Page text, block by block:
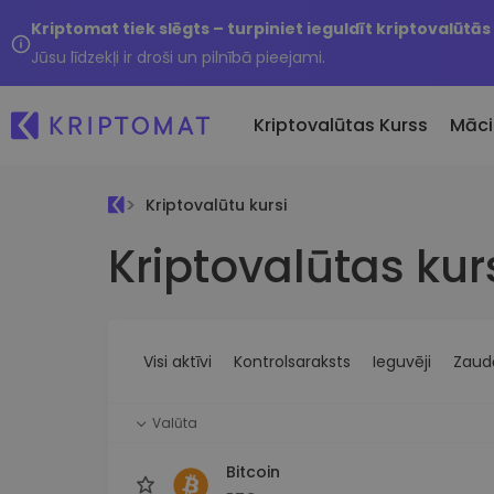
Kriptomat tiek slēgts – turpiniet ieguldīt kriptovalūtās
Jūsu līdzekļi ir droši un pilnībā pieejami.
Kriptovalūtas Kurss
Visas cenas
Vairāk nekā 300 kriptovalūtu Nesen
Pērciet vairāk nekā 300
kriptovalūtas
iespējas
Kriptovalūtu kursi
Kriptovalūtas
Visi aktīvi Kontrolsaraksts Ieguvēji
Valūta
Bitcoin